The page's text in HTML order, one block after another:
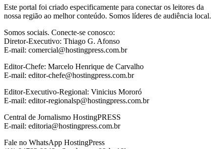
Este portal foi criado especificamente para conectar os leitores da
nossa região ao melhor conteúdo. Somos líderes de audiência local.
Somos sociais. Conecte-se conosco:
Diretor-Executivo: Thiago G. Afonso
E-mail: comercial@hostingpress.com.br
Editor-Chefe: Marcelo Henrique de Carvalho
E-mail: editor-chefe@hostingpress.com.br
Editor-Executivo-Regional: Vinicius Mororó
E-mail: editor-regionalsp@hostingpress.com.br
Central de Jornalismo HostingPRESS
E-mail: editoria@hostingpress.com.br
Fale no WhatsApp HostingPress